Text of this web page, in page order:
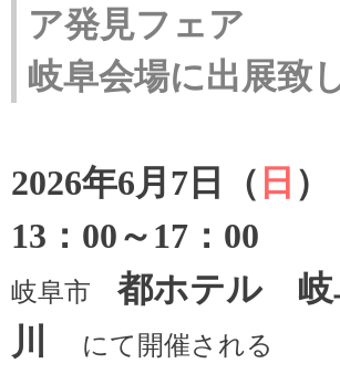
ア発見フェア
岐阜会場に出展致
2026年6月7日（ 日 ）
13：00～17：00
岐阜市 都ホテル 岐
川
にて開催される